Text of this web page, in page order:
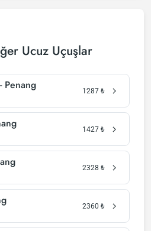
Ucuz Uçuşlar
Penang 1287 ₺
1427 ₺
2328 ₺
2360 ₺